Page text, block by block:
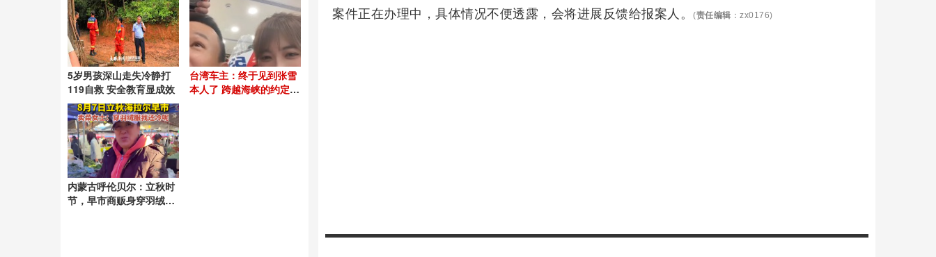
案件正在办理中，具体情况不便透露，会将进展反馈给报案人。
(责任编辑 ：zx0176)
5岁男孩深山走失冷静打
119自救 安全教育显成效
台湾车主：终于见到张雪
本人了 跨越海峡的约定兑
内蒙古呼伦贝尔：立秋时
节，早市商贩身穿羽绒服